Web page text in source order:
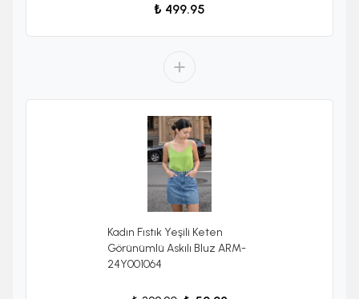
₺ 499.95
Kadın Fıstık Yeşili Keten
Görünümlü Askılı Bluz ARM-
24Y001064